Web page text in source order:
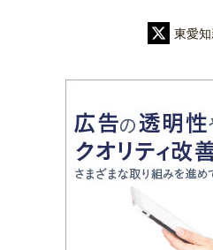
東愛